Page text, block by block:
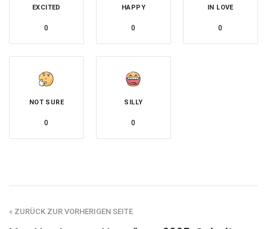
EXCITED
0
HAPPY
0
IN LOVE
0
NOT SURE
0
SILLY
0
« ZURÜCK ZUR VORHERIGEN SEITE